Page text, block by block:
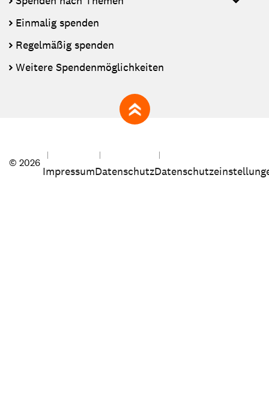
Einmalig spenden
Regelmäßig spenden
Weitere Spendenmöglichkeiten
zum Seitenanfang
© 2026
ImpressumDatenschutz